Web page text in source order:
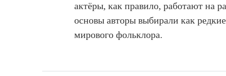
актёры, как правило, работают на
основы авторы выбирали как
мирового фольклора.